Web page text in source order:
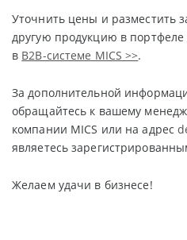
Уточнить цены и разместить
другую продукцию в
в В2В-системе MICS >>.
За дополнительной
обращайтесь к вашему
компании MICS или на адрес
являетесь
Желаем удачи в бизнесе!